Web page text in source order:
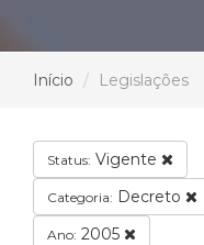
Início Legislações
Status: Vigente
Categoria: Decreto
Ano: 2005